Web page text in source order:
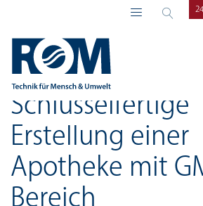
ROM Technik Referenzen
Schlüsselfertige
Erstellung einer
Apotheke mit
Bereich